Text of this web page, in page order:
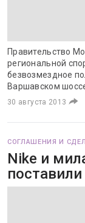
Правительство
региональной
безвозмездное
Варшавском
30 августа 2013
СОГЛАШЕНИЯ И
Nike и